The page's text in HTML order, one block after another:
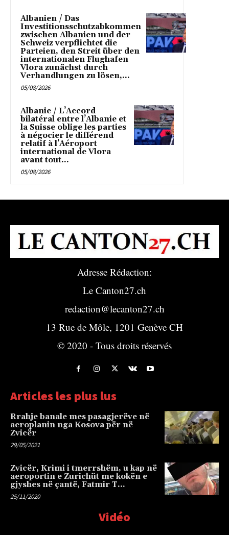
Albanien / Das
Investitionsschutzabkommen
zwischen Albanien und der
Schweiz verpflichtet die
Parteien, den Streit über den
internationalen Flughafen
Vlora zunächst durch
Verhandlungen zu lösen,...
05/08/2026
Albanie / L’Accord
bilatéral entre l’Albanie et
la Suisse oblige les parties
à négocier le différend
relatif à l’Aéroport
international de Vlora
avant tout...
05/08/2026
Adresse Rédaction:
Le Canton27.ch
redaction@lecanton27.ch
13 Rue de Môle, 1201 Genève CH
© 2020 - Tous droits réservés
Articles les plus lus
Rrahje banale mes pasagjerëve në
aeroplanin nga Kosova për në
Zvicër
29/05/2021
Zvicër, Krimi i tmerrshëm, u kap në
aeroportin e Zurichüt me kokën e
gjyshes në çantë, Fatmir T…
25/11/2020
Vidéo